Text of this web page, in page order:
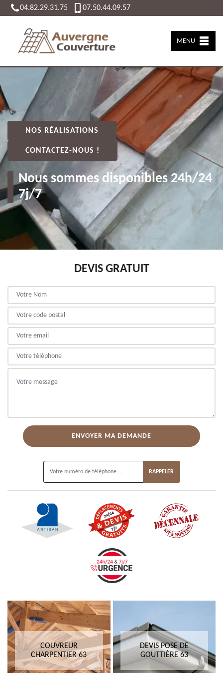
04.82.29.31.75 07.50.44.09.57
MENU
NOS RÉALISATIONS
CONTACTEZ-NOUS !
Nous sommes disponibles 24h/24
7j/7
DEVIS GRATUIT
COUVREUR
CHARPENTIER 63
DEVIS POSE DE
GOUTTIÈRE 63